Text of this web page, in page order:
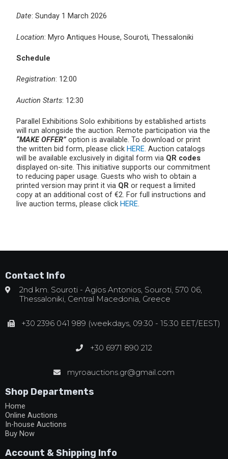
Date: Sunday 1 March 2026
Location: Myro Antiques House, Souroti, Thessaloniki
Schedule
Registration: 12:00
Auction Starts: 12:30
Parallel Exhibitions Solo exhibitions by established artists
will run alongside the auction. Remote participation via the
“MAKE OFFER”option is available. To download or print
the written bid form, please click HERE. Auction catalogs
will be available exclusively in digital form via QR codes
displayed on-site. This initiative supports our commitment
to reducing paper usage. Guests who wish to obtain a
printed version may print it via QR or request a limited
copy at an additional cost of €2. For full instructions and
live auction terms, please click HERE.
Contact Info
2nd km. Souroti - Agios Antonios, Souroti, 570 06,
Thessaloniki, Central Macedonia, Greece
+30 2396 041 989 (weekdays, 09:30 - 15:30 EET/EEST)
+30 6971 890 212
myroauctions.gr@gmail.com
Shop Departments
Home
Online Auctions
In-house Auctions
Buy Now
Account & Shipping Info